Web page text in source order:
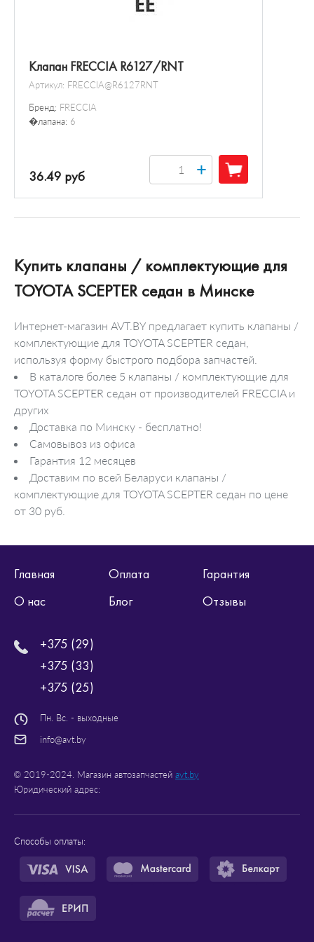
Клапан FRECCIA R6127/RNT
Артикул: FRECCIA@R6127RNT
Бренд: FRECCIA
�лапана: 6
36.49 руб +
Купить клапаны / комплектующие для
TOYOTA SCEPTER седан в Минске
Интернет-магазин AVT.BY предлагает купить клапаны /
комплектующие для TOYOTA SCEPTER седан,
используя форму быстрого подбора запчастей.
В каталоге более 5 клапаны / комплектующие для
TOYOTA SCEPTER седан от производителей FRECCIA и
других
Доставка по Минску - бесплатно!
Самовывоз из офиса
Гарантия 12 месяцев
Доставим по всей Беларуси клапаны /
комплектующие для TOYOTA SCEPTER седан по цене
от 30 руб.
Главная Оплата
Гарантия
О нас
Блог Отзывы
+375 (29)
+375 (33)
+375 (25)
Пн. Вс. - выходные
info@avt.by
© 2019-2024. Магазин автозапчастей avt.by
Юридический адрес:
Способы оплаты: